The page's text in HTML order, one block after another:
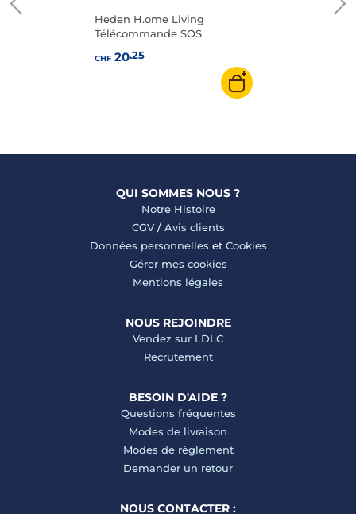
Heden H.ome Living
Télécommande SOS
CHF20.25
QUI SOMMES NOUS ?
Notre Histoire
CGV/ Avis clients
Données personnelles et Cookies
Gérer mes cookies
Mentions légales
NOUS REJOINDRE
Vendez sur LDLC
Recrutement
BESOIN D'AIDE ?
Questions fréquentes
Modes de livraison
Modes de règlement
Demander un retour
NOUS CONTACTER :